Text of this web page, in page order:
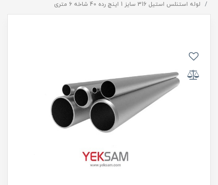
لوله استنلس استیل 316 سایز 1 اینچ رده 40 شاخه ۶ متری